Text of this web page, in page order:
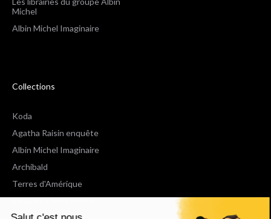
Michel
Albin Michel Imaginaire
Collections
Koda
Agatha Raisin enquête
Albin Michel Imaginaire
Archibald
Terres d'Amérique
Espaces Libres Poche